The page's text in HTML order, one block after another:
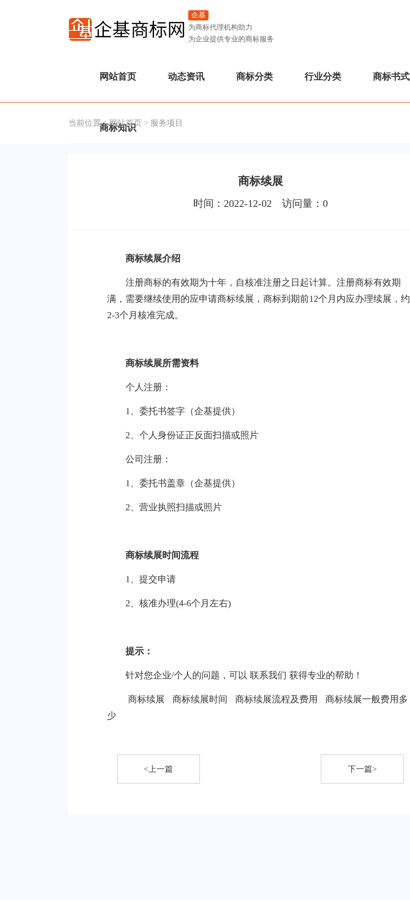
企基
为商标代理机构助力
为企业提供专业的商标服务
网站首页 动态资讯 商标分类 行业分类 商标书式
商标知识
当前位置：网站首页 > 服务项目
商标续展
时间：2022-12-02 访问量： 0
商标续展介绍
注册商标的有效期为十年，自核准注册之日起计算。注册商标有效期
满，需要继续使用的应申请商标续展，商标到期前12个月内应办理续展，约
2-3个月核准完成。
商标续展所需资料
个人注册：
1、委托书签字（企基提供）
2、个人身份证正反面扫描或照片
公司注册：
1、委托书盖章（企基提供）
2、营业执照扫描或照片
商标续展时间流程
1、提交申请
2、核准办理(4-6个月左右)
提示：
针对您企业/个人的问题，可以 联系我们 获得专业的帮助！
商标续展 商标续展时间 商标续展流程及费用
商标续展一般费用多
少
<上一篇 下一篇>